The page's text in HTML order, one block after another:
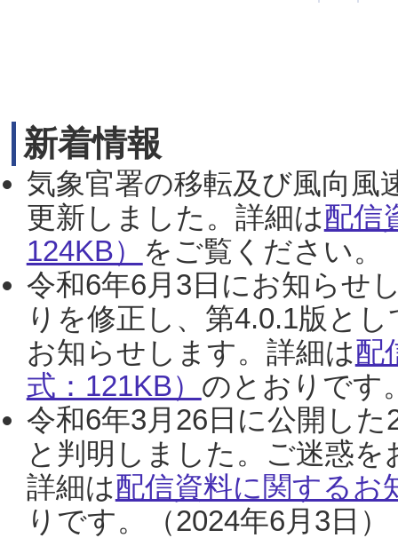
新着情報
気象官署の移転及び風向風
更新しました。詳細は配信
124KB） をご覧ください。
令和6年6月3日にお知らせ
りを修正し、第4.0.1版と
お知らせします。詳細は配
式：121KB） のとおりです
令和6年3月26日に公開し
と判明しました。ご迷惑
詳細は配信資料に関するお
りです。（2024年6月3日）